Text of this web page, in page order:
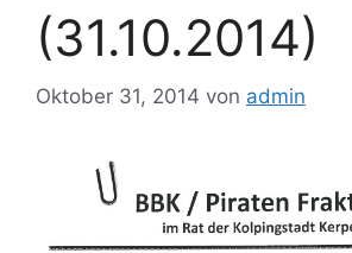
(31.10.2014)
Oktober 31, 2014 von admin